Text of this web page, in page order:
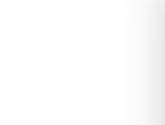
Materiaal: 100%